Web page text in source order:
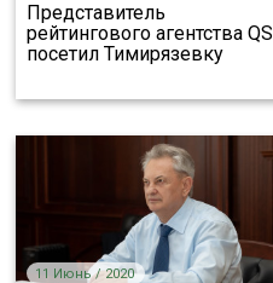
Представитель
рейтингового агентства QS
посетил Тимирязевку
11 Июнь / 2020